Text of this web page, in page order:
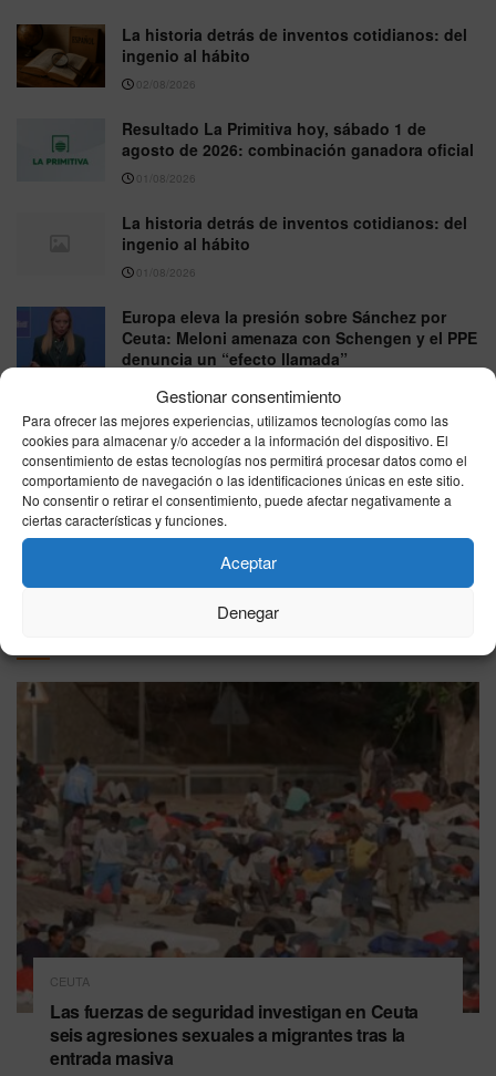
Gestionar consentimiento
Para ofrecer las mejores experiencias, utilizamos tecnologías como las
cookies para almacenar y/o acceder a la información del dispositivo. El
consentimiento de estas tecnologías nos permitirá procesar datos como el
comportamiento de navegación o las identificaciones únicas en este sitio.
No consentir o retirar el consentimiento, puede afectar negativamente a
ciertas características y funciones.
Aceptar
Denegar
La historia detrás de inventos cotidianos: del
ingenio al hábito
02/08/2026
Resultado La Primitiva hoy, sábado 1 de
agosto de 2026: combinación ganadora oficial
01/08/2026
La historia detrás de inventos cotidianos: del
ingenio al hábito
01/08/2026
Europa eleva la presión sobre Sánchez por
Ceuta: Meloni amenaza con Schengen y el PPE
denuncia un “efecto llamada”
31/07/2026
Trucos de cocina para principiantes: atajos
sencillos, seguridad y sabor
26/07/2026
VER MÁS
CEUTA
Las fuerzas de seguridad investigan en Ceuta
seis agresiones sexuales a migrantes tras la
entrada masiva